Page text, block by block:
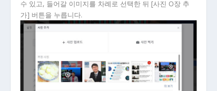
수 있고, 들어갈 이미지를 차례로 선택한 뒤 [사진 O장 추
가] 버튼을 누릅니다.